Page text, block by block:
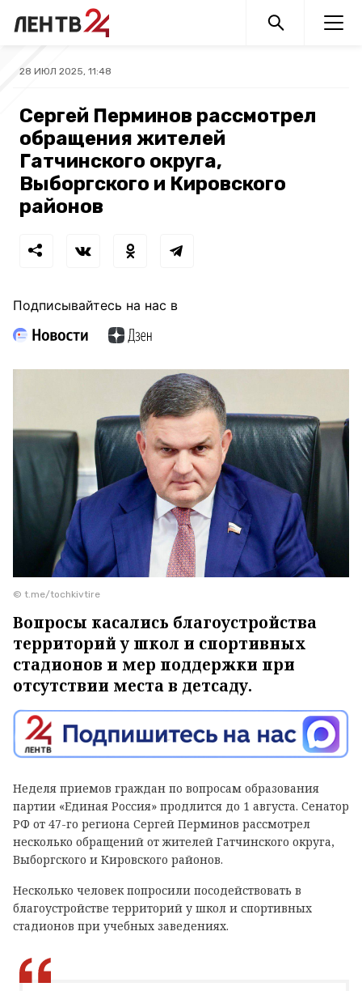
28 ИЮЛ 2025, 11:48
Сергей Перминов рассмотрел
обращения жителей
Гатчинского округа,
Выборгского и Кировского
районов
Подписывайтесь на нас в
© t.me/tochkivtire
Вопросы касались благоустройства
территорий у школ и спортивных
стадионов и мер поддержки при
отсутствии места в детсаду.
Неделя приемов граждан по вопросам образования
партии «Единая Россия» продлится до 1 августа. Сенатор
РФ от 47-го региона Сергей Перминов рассмотрел
несколько обращений от жителей Гатчинского округа,
Выборгского и Кировского районов.
Несколько человек попросили посодействовать в
благоустройстве территорий у школ и спортивных
стадионов при учебных заведениях.